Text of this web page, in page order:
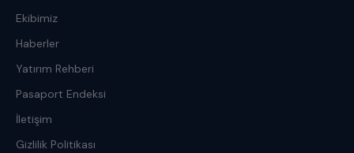
Ekibimiz
Haberler
Yatırım Rehberi
Pasaport Endeksi
İletişim
Gizlilik Politikası